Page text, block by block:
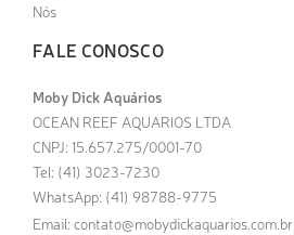
Nós
FALE CONOSCO
Moby Dick Aquários
OCEAN REEF AQUARIOS LTDA
CNPJ: 15.657.275/0001-70
Tel: (41) 3023-7230
WhatsApp: (41) 98788-9775
Email: contato@mobydickaquarios.com.br